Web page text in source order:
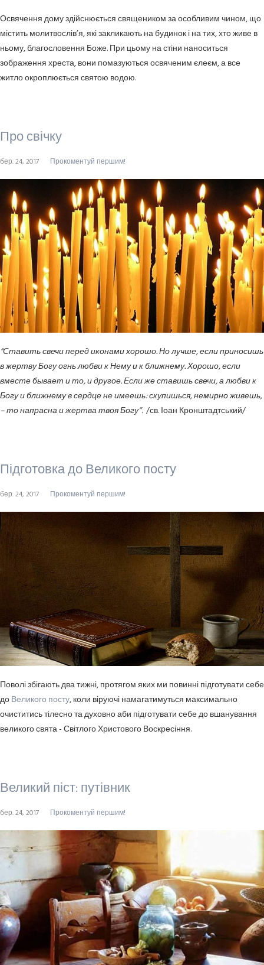
Освячення дому здійснюється священиком за особливим чином, що
містить молитвослів’я, які закликають на будинок і на тих, хто живе в
ньому, благословення Боже. При цьому на стіни наноситься
зображення хреста, вони помазуються освяченим єлеєм, а все
житло окроплюється святою водою.
Про свічку
бер. 24, 2017 Прокоментуй першим!
“Ставить свечи перед иконами хорошо. Но лучше, если приносишь
в жертву Богу огнь любви к Нему и к ближнему. Хорошо, если
вместе бывает и то, и другое. Если же ставишь свечи, а любви к
Богу и ближнему в сердце не имеешь: скупишься, немирно живешь,
– то напрасна и жертва твоя Богу”. /св. Іоан Кронштадтський/
Підготовка до Великого посту
бер. 24, 2017 Прокоментуй першим!
Поволі збігають два тижні, протягом яких ми повинні підготувати себе
доВеликого посту, коли віруючі намагатимуться максимально
очиститись тілесно та духовно аби підготувати себе до вшанування
великого свята - Світлого Христового Воскресіння.
Великий піст: путівник
бер. 24, 2017 Прокоментуй першим!